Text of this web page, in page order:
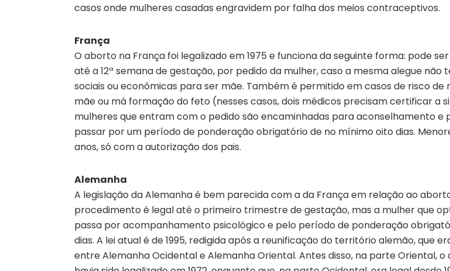
casos onde mulheres casadas engravidem por falha dos meios contraceptivos.
França
O aborto na França foi legalizado em 1975 e funciona da seguinte forma: pode
até a 12ª semana de gestação, por pedido da mulher, caso a mesma alegue não
sociais ou econômicas para ser mãe. Também é permitido em casos de risco de
mãe ou má formação do feto (nesses casos, dois médicos precisam certificar a
mulheres que entram com o pedido são encaminhadas para aconselhamento e
passar por um período de ponderação obrigatório de no mínimo oito dias.
anos, só com a autorização dos pais.
Alemanha
A legislação da Alemanha é bem parecida com a da França em relação ao
procedimento é legal até o primeiro trimestre de gestação, mas a mulher que
passa por acompanhamento psicológico e pelo período de ponderação
dias. A lei atual é de 1995, redigida após a reunificação do território alemão, que
entre Alemanha Ocidental e Alemanha Oriental. Antes disso, na parte Oriental, o